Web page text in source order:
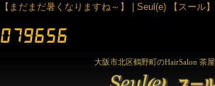
【まだまだ暑くなりますね～】 | Seul(e) 【スール
大阪市北区鶴野町のHairSalon 茶